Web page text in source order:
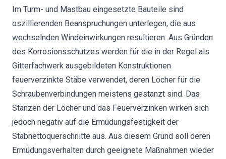
Im Turm- und Mastbau eingesetzte Bauteile sind
oszillierenden Beanspruchungen unterlegen, die aus
wechselnden Windeinwirkungen resultieren. Aus Gründen
des Korrosionsschutzes werden für die in der Regel als
Gitterfachwerk ausgebildeten Konstruktionen
feuerverzinkte Stäbe verwendet, deren Löcher für die
Schraubenverbindungen meistens gestanzt sind. Das
Stanzen der Löcher und das Feuerverzinken wirken sich
jedoch negativ auf die Ermüdungsfestigkeit der
Stabnettoquerschnitte aus. Aus diesem Grund soll deren
Ermüdungsverhalten durch geeignete Maßnahmen wieder